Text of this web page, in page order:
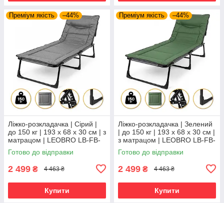
Преміум якість –44%
Ліжко-розкладачка | Сірий |
до 150 кг | 193 х 68 х 30 см | з
матрацом | LEOBRO LB-FB-
S1-GRY | для дому, дачі та
кемпінгу
Готово до відправки
2 499 ₴ 4 463 ₴
Купити
Преміум якість –44%
Ліжко-розкладачка | Зелений
| до 150 кг | 193 х 68 х 30 см |
з матрацом | LEOBRO LB-FB-
S1-GRN | для дому, дачі та
кемпінгу
Готово до відправки
2 499 ₴ 4 463 ₴
Купити